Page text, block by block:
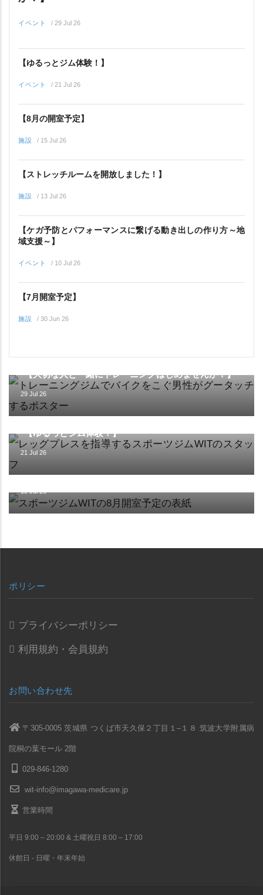
イベント / 29 Jul 26
【ゆるっとジム体験！】
イベント / 21 Jul 26
【8月の開室予定】
施設 / 15 Jul 26
【ストレッチルームを開放しました！】
施設 / 13 Jul 26
【ケガ予防とパフォーマンスに繋げる動き出しの作り方～地
域支援～】
イベント / 10 Jul 26
【7月開室予定】
施設 / 30 Jun 26
イベント
【大切な人と一緒にトレーニングはじめませんか？】
29 Jul 26
イベント
【ゆるっとジム体験！】
21 Jul 26
施設
15 Jul 26
ポリシー
プライバシーポリシー
利用規約・会員規約
お問い合わせ先
〒305-0005 茨城県 つくば市天久保２丁目１–１８ 筑波大学附属病
院桐の葉モール 2階
029-846-1280
wit-info@imagawa-medicare.jp
営業時間
平日 9:00 – 20:00 & 土曜祝日 8:00 – 17:00
休館日 - 日曜・年末年始